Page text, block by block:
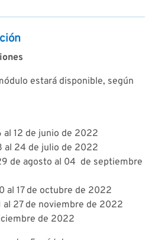
estará disponible, según
al 12 de junio de 2022
al 24 de julio de 2022
de agosto al 04 de septiembre
al 17 de octubre de 2022
al 27 de noviembre de 2022
de 2022